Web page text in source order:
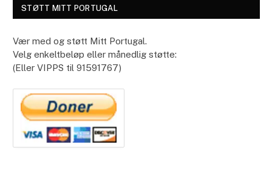
STØTT MITT PORTUGAL
Vær med og støtt Mitt Portugal.
Velg enkeltbeløp eller månedlig støtte:
(Eller VIPPS til 91591767)